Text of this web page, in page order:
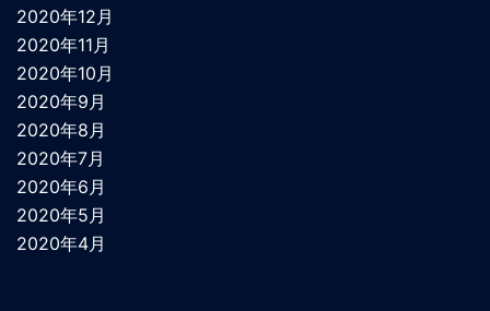
2020年12月
2020年11月
2020年10月
2020年9月
2020年8月
2020年7月
2020年6月
2020年5月
2020年4月